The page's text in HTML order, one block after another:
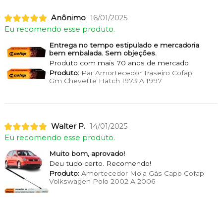
Anônimo 16/01/2025
Eu recomendo esse produto.
Entrega no tempo estipulado e mercadoria
bem embalada. Sem objeções.
Produto com mais 70 anos de mercado
Produto:Par Amortecedor Traseiro Cofap
Gm Chevette Hatch 1973 A 1997
Walter P. 14/01/2025
Eu recomendo esse produto.
Muito bom, aprovado!
Deu tudo certo. Recomendo!
Produto:Amortecedor Mola Gás Capo Cofap
Volkswagen Polo 2002 A 2006